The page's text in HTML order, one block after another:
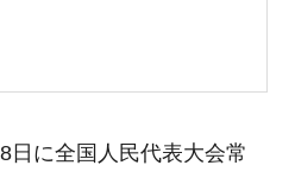
日に全国人民代表大会常